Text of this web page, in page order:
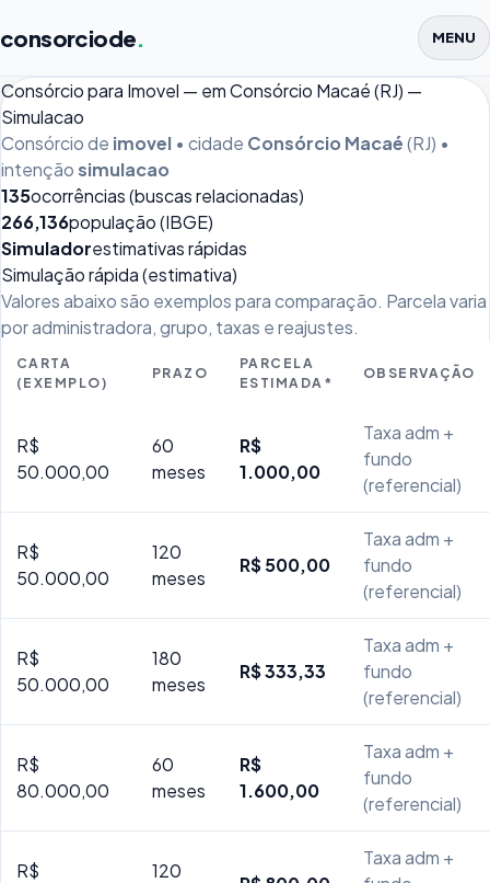
consorciode. MENU
Consórcio para Imovel — em Consórcio Macaé (RJ) —
Simulacao
Consórcio de imovel • cidade Consórcio Macaé(RJ) •
intençãosimulacao
135ocorrências (buscas relacionadas)
266,136população (IBGE)
Simuladorestimativas rápidas
Simulação rápida (estimativa)
Valores abaixo são exemplos para comparação. Parcela varia
por administradora, grupo, taxas e reajustes.
CARTA
(EXEMPLO)
PRAZO
PARCELA
ESTIMADA*
OBSERVAÇÃO
R$
50.000,00
60
meses
R$
1.000,00
Taxa adm +
fundo
(referencial)
R$
50.000,00
120
meses
R$ 500,00
Taxa adm +
fundo
(referencial)
R$
50.000,00
180
meses
R$ 333,33
Taxa adm +
fundo
(referencial)
R$
80.000,00
60
meses
R$
1.600,00
Taxa adm +
fundo
(referencial)
R$
120
Taxa adm +